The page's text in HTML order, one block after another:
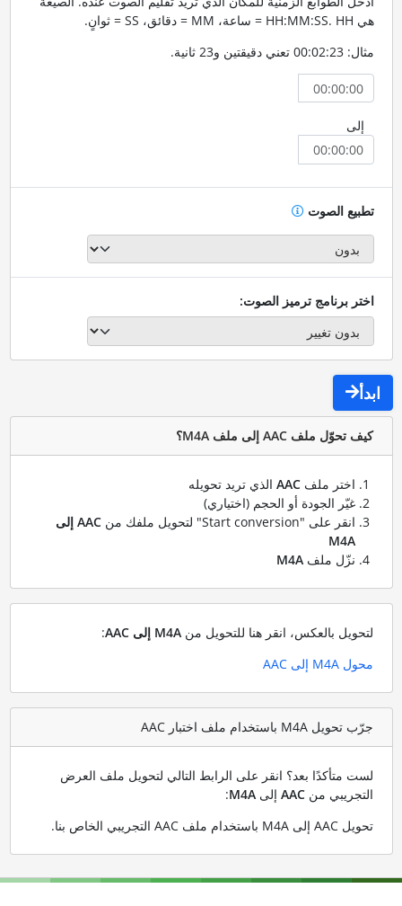
هي HH:MM:SS. HH = ساعة، MM = دقائق، SS = ثوانٍ.
مثال: 00:02:23 تعني دقيقتين و23 ثانية.
إلى
تطبيع الصوت
اختر برنامج ترميز الصوت:
ابدأ
كيف تحوّل ملف AAC إلى ملف M4A؟
اختر ملف AACالذي تريد تحويله
غيّر الجودة أو الحجم (اختياري)
انقر على "Start conversion" لتحويل ملفك من
AAC إلى
M4A
نزّل ملف M4A
لتحويل بالعكس، انقر هنا للتحويل من M4A إلى AAC
:
محول M4A إلى AAC
جرّب تحويل M4A باستخدام ملف اختبار AAC
لست متأكدًا بعد؟ انقر على الرابط التالي لتحويل ملف العرض
التجريبي من AACإلى M4A
:
تحويل AAC إلى M4A باستخدام ملف AAC التجريبي الخاص بنا
.